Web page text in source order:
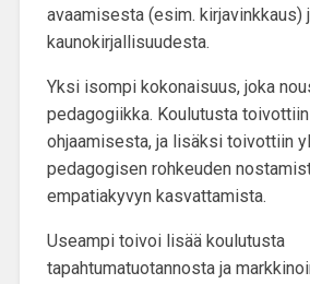
avaamisesta(esim. kirjavinkkaus)
kaunokirjallisuudesta.
Yksi isompi kokonaisuus, joka
pedagogiikka. Koulutusta toivottiin
ohjaamisesta, ja lisäksi toivottiin
pedagogisen rohkeuden
empatiakyvyn kasvattamista.
Useampi toivoi lisää koulutusta
tapahtumatuotannosta ja